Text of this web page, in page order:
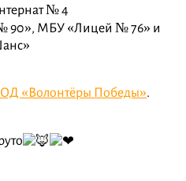
№ 4
90», МБУ «Лицей № 76» и
«Волонтёры Победы».